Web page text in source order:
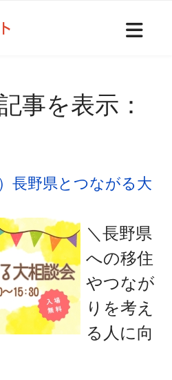
事を表示：
長野県とつながる大
＼長野県
への移住
やつなが
りを考え
る人に向